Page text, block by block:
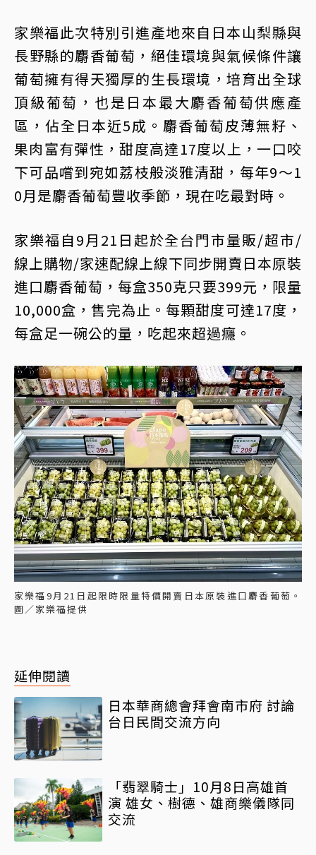
家樂福此次特別引進產地來自日本山梨縣與
長野縣的麝香葡萄，絕佳環境與氣候條件讓
葡萄擁有得天獨厚的生長環境，培育出全球
頂級葡萄，也是日本最大麝香葡萄供應產
區，佔全日本近5成。麝香葡萄皮薄無籽、
果肉富有彈性，甜度高達17度以上，一口咬
下可品嚐到宛如荔枝般淡雅清甜，每年9～1
0月是麝香葡萄豐收季節，現在吃最對時。
家樂福自9月21日起於全台門市量販/超市/
線上購物/家速配線上線下同步開賣日本原裝
進口麝香葡萄，每盒350克只要399元，限量
10,000盒，售完為止。每顆甜度可達17度，
每盒足一碗公的量，吃起來超過癮。
家樂福9月21日起限時限量特價開賣日本原裝進口麝香葡萄。
圖／家樂福提供
延伸閱讀
日本華商總會拜會南市府 討論
台日民間交流方向
「翡翠騎士」10月8日高雄首
演 雄女、樹德、雄商樂儀隊同
交流